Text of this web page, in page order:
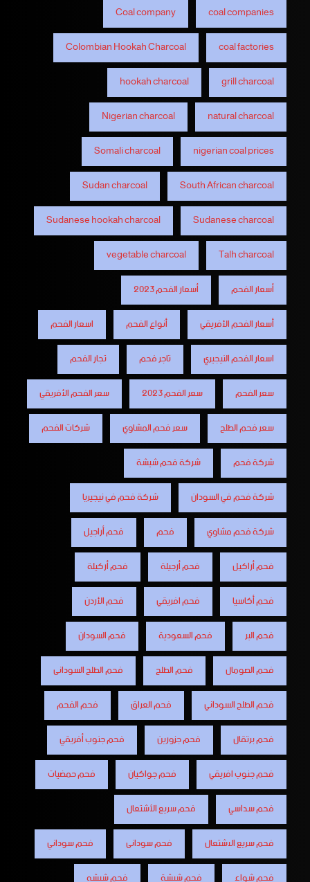
coal companies
Coal company
coal factories
Colombian Hookah Charcoal
grill charcoal
hookah charcoal
natural charcoal
Nigerian charcoal
nigerian coal prices
Somali charcoal
South African charcoal
Sudan charcoal
Sudanese charcoal
Sudanese hookah charcoal
Talh charcoal
vegetable charcoal
أسعار الفحم
أسعار الفحم 2023
أسعار الفحم الأفريقي
أنواع الفحم
اسعار الفحم
اسعار الفحم النيجيري
تاجر فحم
تجار الفحم
سعر الفحم
سعر الفحم 2023
سعر الفحم الأفريقي
سعر فحم الطلح
سعر فحم المشاوي
شركات الفحم
شركة فحم
شركة فحم شيشة
شركة فحم في السودان
شركة فحم في نيجيريا
شركة فحم مشاوي
فحم
فحم أراجيل
فحم أراكيل
فحم أرجيلة
فحم أركيلة
فحم أكاسيا
فحم افريقي
فحم الأردن
فحم البر
فحم السعودية
فحم السودان
فحم الصومال
فحم الطلح
فحم الطلح السودانى
فحم الطلح السوداني
فحم العراق
فحم الفحم
فحم برتقال
فحم جزورين
فحم جنوب أفريقي
فحم جنوب افريقي
فحم جواكيان
فحم حمضيات
فحم سداسي
فحم سريع الأشتعال
فحم سريع الاشتعال
فحم سودانى
فحم سوداني